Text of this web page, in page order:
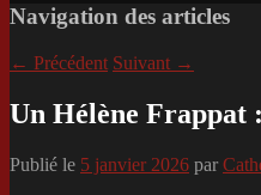
Navigation des articles
← Précédent Suivant →
Un Hélène Frappat
Publié le 5 janvier 2026 par